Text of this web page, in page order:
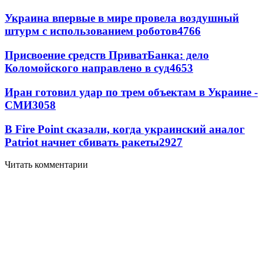
Украина впервые в мире провела воздушный
штурм с использованием роботов4766
Присвоение средств ПриватБанка: дело
Коломойского направлено в суд4653
Иран готовил удар по трем объектам в Украине -
СМИ3058
В Fire Point сказали, когда украинский аналог
Patriot начнет сбивать ракеты2927
Читать комментарии